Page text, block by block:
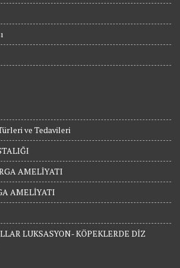
ve Tedavileri
AMELİYATI
AMELİYATI
LUKSASYON- KÖPEKLERDE DİZ